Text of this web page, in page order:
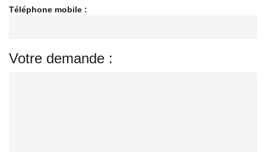
Téléphone mobile :
Votre demande :